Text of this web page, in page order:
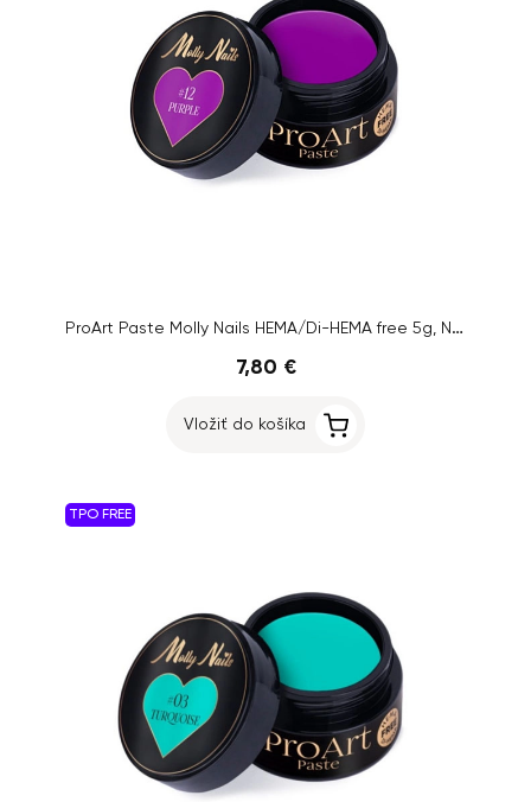
ProArt Paste Molly Nails HEMA/Di-HEMA free 5g, No. 12
7,80 €
Vložiť do košíka
TPO FREE